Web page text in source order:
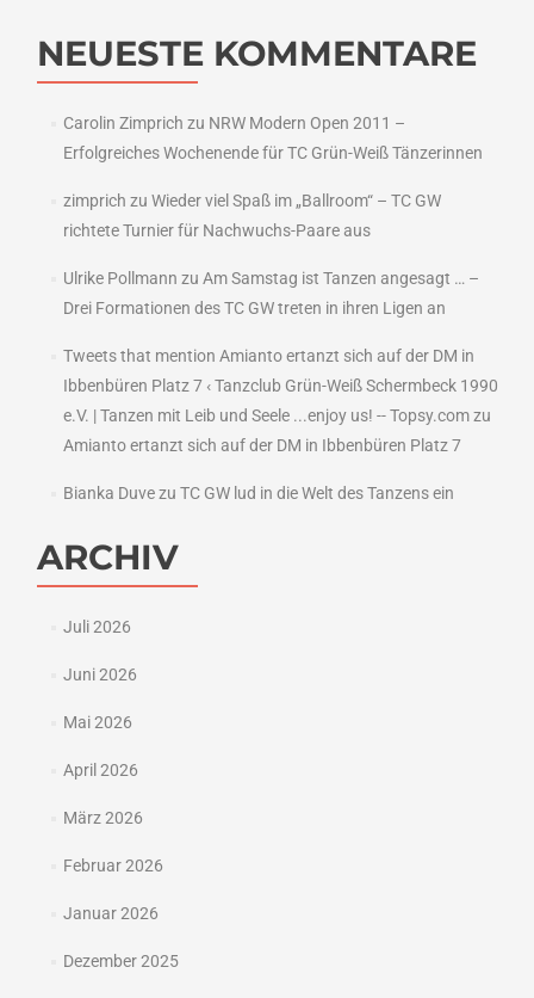
NEUESTE KOMMENTARE
Carolin Zimprich zu NRW Modern Open 2011 –
Erfolgreiches Wochenende für TC Grün-Weiß Tänzerinnen
zimprich zu Wieder viel Spaß im „Ballroom“ – TC GW
richtete Turnier für Nachwuchs-Paare aus
Ulrike Pollmann zu Am Samstag ist Tanzen angesagt … –
Drei Formationen des TC GW treten in ihren Ligen an
Tweets that mention Amianto ertanzt sich auf der DM in
Ibbenbüren Platz 7 ‹ Tanzclub Grün-Weiß Schermbeck 1990
e.V. | Tanzen mit Leib und Seele ...enjoy us! -- Topsy.comzu
Amianto ertanzt sich auf der DM in Ibbenbüren Platz 7
Bianka Duvezu TC GW lud in die Welt des Tanzens ein
ARCHIV
Juli 2026
Juni 2026
Mai 2026
April 2026
März 2026
Februar 2026
Januar 2026
Dezember 2025